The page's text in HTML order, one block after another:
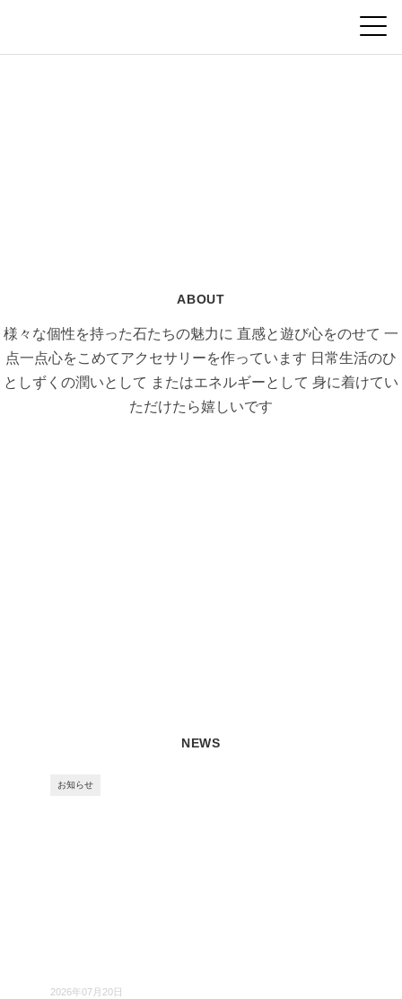
ABOUT
様々な個性を持った石たちの魅力に 直感と遊び心をのせて 一
点一点心をこめてアクセサリーを作っています 日常生活のひ
としずくの潤いとして またはエネルギーとして 身に着けてい
ただけたら嬉しいです
NEWS
2026年07月20日
お知らせ